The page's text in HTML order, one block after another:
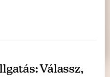
Válassz,